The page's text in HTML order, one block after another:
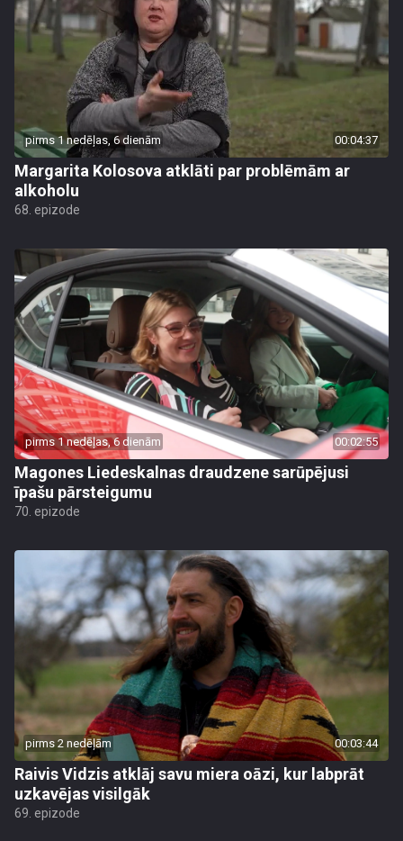
pirms 1 nedēļas, 6 dienām 00:04:37
Margarita Kolosova atklāti par problēmām ar
alkoholu
68. epizode
pirms 1 nedēļas, 6 dienām 00:02:55
Magones Liedeskalnas draudzene sarūpējusi
īpašu pārsteigumu
70. epizode
pirms 2 nedēļām 00:03:44
Raivis Vidzis atklāj savu miera oāzi, kur labprāt
uzkavējas visilgāk
69. epizode